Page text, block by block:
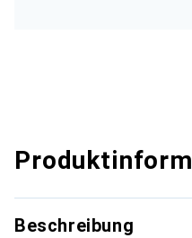
Beschreibung